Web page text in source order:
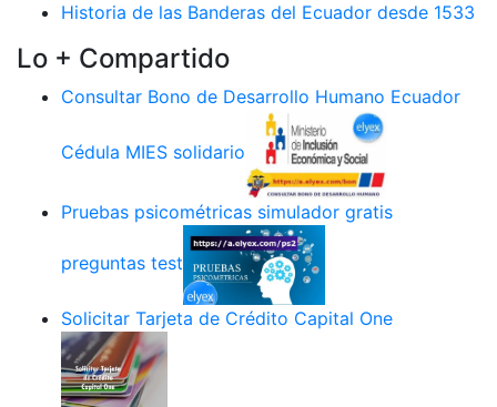
Historia de las Banderas del Ecuador desde 1533
Lo + Compartido
Consultar Bono de Desarrollo Humano Ecuador
Cédula MIES solidario
Pruebas psicométricas simulador gratis
preguntas test
Solicitar Tarjeta de Crédito Capital One